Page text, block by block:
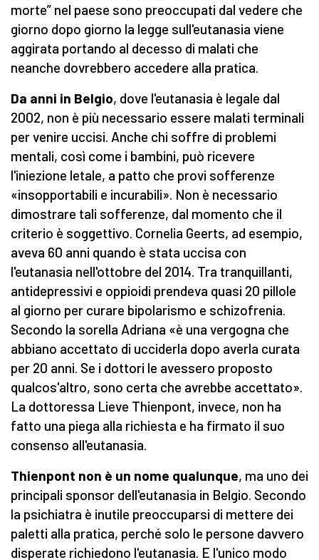
morte” nel paese sono preoccupati dal vedere che
giorno dopo giorno la legge sull'eutanasia viene
aggirata portando al decesso di malati che
neanche dovrebbero accedere alla pratica.
Da anni in Belgio, dove l'eutanasia è legale dal
2002, non è più necessario essere malati terminali
per venire uccisi. Anche chi soffre di problemi
mentali, così come i bambini, può ricevere
l'iniezione letale, a patto che provi sofferenze
«insopportabili e incurabili». Non è necessario
dimostrare tali sofferenze, dal momento che il
criterio è soggettivo. Cornelia Geerts, ad esempio,
aveva 60 anni quando è stata uccisa con
l'eutanasia nell'ottobre del 2014. Tra tranquillanti,
antidepressivi e oppioidi prendeva quasi 20 pillole
al giorno per curare bipolarismo e schizofrenia.
Secondo la sorella Adriana «è una vergogna che
abbiano accettato di ucciderla dopo averla curata
per 20 anni. Se i dottori le avessero proposto
qualcos'altro, sono certa che avrebbe accettato».
La dottoressa Lieve Thienpont, invece, non ha
fatto una piega alla richiesta e ha firmato il suo
consenso all'eutanasia.
Thienpont non è un nome qualunque, ma uno dei
principali sponsor dell'eutanasia in Belgio. Secondo
la psichiatra è inutile preoccuparsi di mettere dei
paletti alla pratica, perché solo le persone davvero
disperate richiedono l'eutanasia. E l'unico modo